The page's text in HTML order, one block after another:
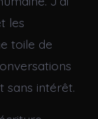
les
toile de
sans intérêt.